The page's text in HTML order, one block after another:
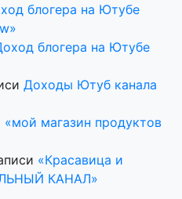
блогера на Ютубе
блогера на Ютубе
Доходы Ютуб канала
«мой магазин продуктов
«Красавица и
КАНАЛ»